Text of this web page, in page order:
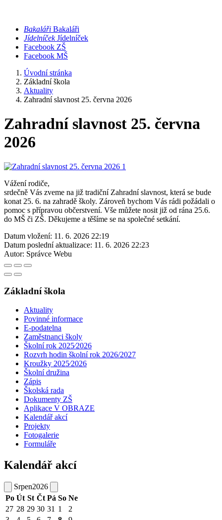
Bakaláři Bakaláři
Jídelníček Jídelníček
Facebook ZŠ
Facebook MŠ
Úvodní stránka
Základní škola
Aktuality
Zahradní slavnost 25. června 2026
Zahradní slavnost 25. června
2026
Vážení rodiče,
srdečně Vás zveme na již tradiční Zahradní slavnost, která se bude
konat 25. 6. na zahradě školy. Zároveň bychom Vás rádi požádali o
pomoc s přípravou občerstvení. Vše můžete nosit již od rána 25.6.
do MŠ či ZŠ. Děkujeme a těšíme se na společné setkání.
Datum vložení: 11. 6. 2026 22:19
Datum poslední aktualizace: 11. 6. 2026 22:23
Autor: Správce Webu
Základní škola
Aktuality
Povinné informace
E-podatelna
Zaměstnanci školy
Školní rok 2025⁄2026
Rozvrh hodin školní rok 2026/2027
Kroužky 2025⁄2026
Školní družina
Zápis
Školská rada
Dokumenty ZŠ
Aplikace V OBRAZE
Kalendář akcí
Projekty
Fotogalerie
Formuláře
Kalendář akcí
Srpen2026
Po Út St Čt Pá So Ne
27 28 29 30 31 1
2